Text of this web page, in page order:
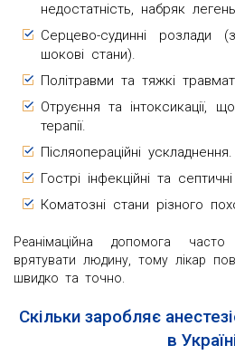
недостатність, набряк
Серцево-судинні розлади
шокові стани).
Політравми та тяжкі
Отруєння та інтоксикації,
терапії.
Післяопераційні ускладнення.
Гострі інфекційні та
Коматозні стани різного
Реанімаційна допомога
врятувати людину, тому лікар
швидко та точно.
Скільки заробляє
в